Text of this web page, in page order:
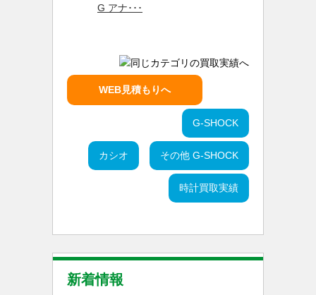
G アナ･･･
WEB見積もりへ
G-SHOCK
その他 G-SHOCK
カシオ
時計買取実績
新着情報